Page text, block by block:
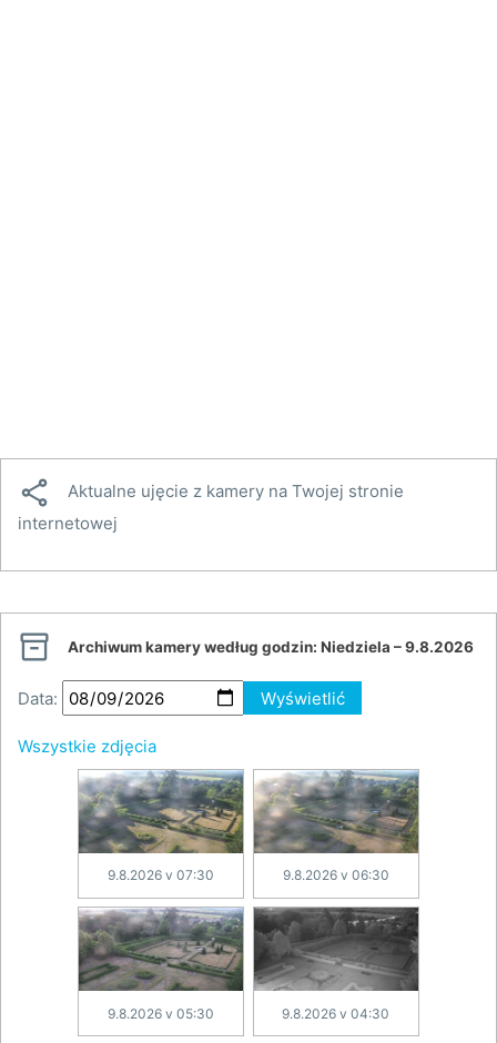

Aktualne ujęcie z kamery na Twojej stronie
internetowej
 Archiwum kamery według godzin: Niedziela – 9.8.2026
Data: Wyświetlić
Wszystkie zdjęcia
9.8.2026 v 07:30 9.8.2026 v 06:30
9.8.2026 v 05:30 9.8.2026 v 04:30